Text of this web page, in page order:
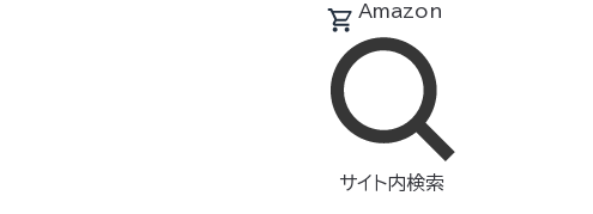
Amazon
サイト内検索